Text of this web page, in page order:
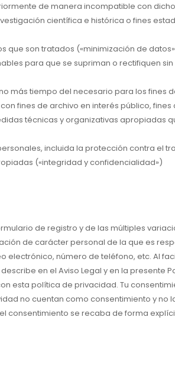
de manera incompatible con
científica e histórica o fines
que son tratados («minimización de
para que se supriman o rectifiquen
más tiempo del necesario para los
fines de archivo en interés público,
técnicas y organizativas apropiadas
incluida la protección contra el
(«integridad y confidencialidad»)
de registro y de las múltiples
de carácter personal de la que es
número de teléfono, etc. Al
en el Aviso Legal y en la presente
esta política de privacidad. Tu
no cuentan como consentimiento y no
se recaba de forma